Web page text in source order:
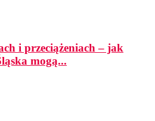
i przeciążeniach – jak
mogą...